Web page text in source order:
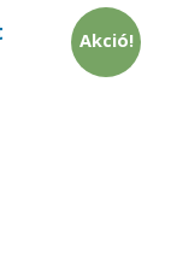
Akció!